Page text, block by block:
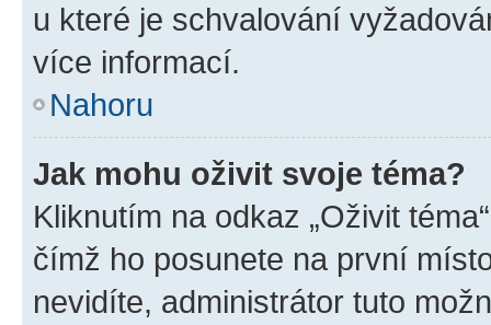
u které je schvalování
více informací.
Nahoru
Jak mohu oživit svoje téma?
Kliknutím na odkaz „Oživit
čímž ho posunete na první
nevidíte, administrátor tuto